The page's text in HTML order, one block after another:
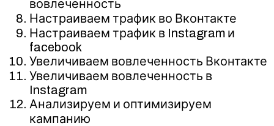
вовлеченность
Настраиваем трафик во Вконтакте
Настраиваем трафик в Instagram и
facebook
Увеличиваем вовлеченность Вконтакте
Увеличиваем вовлеченность в
Instagram
Анализируем и оптимизируем
кампанию